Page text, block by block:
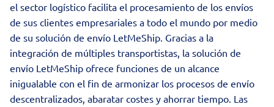
el sector logístico facilita el procesamiento de los envíos
de sus clientes empresariales a todo el mundo por medio
de su solución de envío LetMeShip. Gracias a la
integración de múltiples transportistas, la solución de
envío LetMeShip ofrece funciones de un alcance
inigualable con el fin de armonizar los procesos de envío
descentralizados, abaratar costes y ahorrar tiempo. Las